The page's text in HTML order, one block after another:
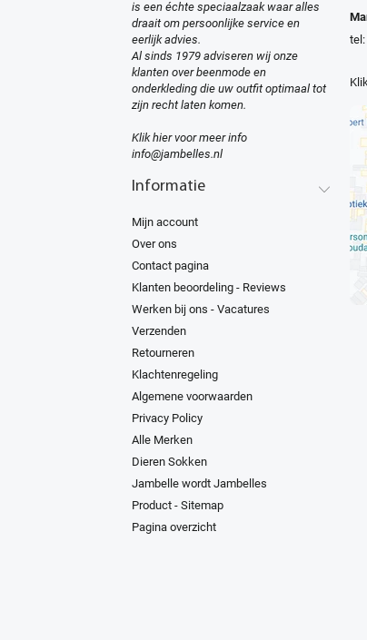
is een échte speciaalzaak waar alles
draait om persoonlijke service en
eerlijk advies.
Al sinds 1979 adviseren wij onze
klanten over beenmode en
onderkleding die uw outfit optimaal tot
zijn recht laten komen.
Klik hier voor meer info
info@jambelles.nl
Informatie
Mijn account
Over ons
Contact pagina
Klanten beoordeling - Reviews
Werken bij ons - Vacatures
Verzenden
Retourneren
Klachtenregeling
Algemene voorwaarden
Privacy Policy
Alle Merken
Dieren Sokken
Jambelle wordt Jambelles
Product - Sitemap
Pagina overzicht